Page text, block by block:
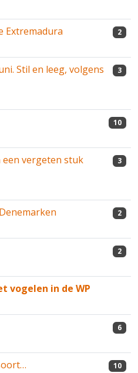
Extremadura
2
Stil en leeg, volgens
3
10
vergeten stuk
3
2
2
vogelen in de WP
6
10